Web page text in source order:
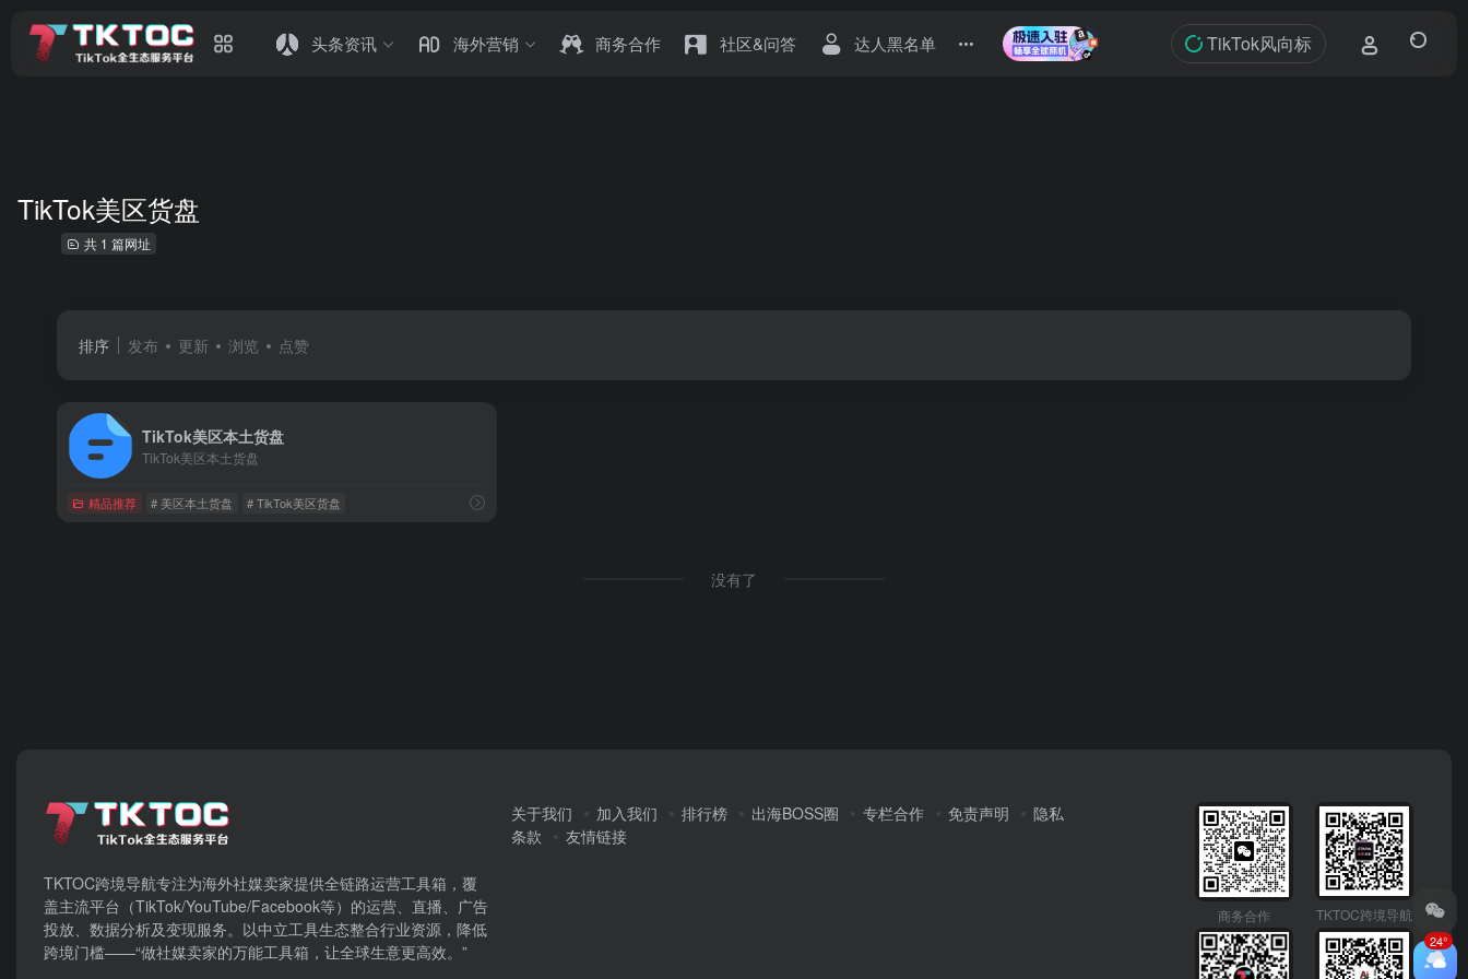
头条资讯 海外营销 商务合作 社区&问答 达人黑名单 TikTok风向标
TikTok美区货盘
共 1 篇网址
排序 发布 更新 浏览 点赞
TikTok美区本土货盘
TikTok美区本土货盘
精品推荐 # 美区本土货盘 # TikTok美区货盘
没有了
TKTOC跨境导航​专注为海外社媒卖家提供全链路运营工具箱，覆
盖主流平台（TikTok/YouTube/Facebook等）​的运营、直播、广告
投放、数据分析及变现服务。以中立工具生态整合行业资源，降低
跨境门槛——“做社媒卖家的万能工具箱，让全球生意更高效。”
关于我们 加入我们 排行榜 出海BOSS圈 专栏合作 免责声明
隐私
条款
友情链接
商务合作 TKTOC跨境导航
24°